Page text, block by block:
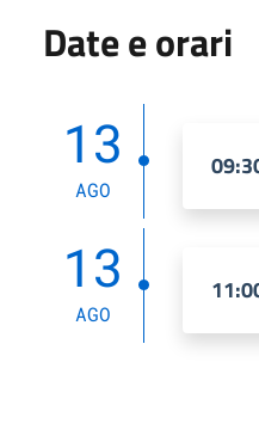
Date e orari
13
AGO
13
AGO